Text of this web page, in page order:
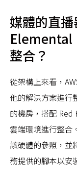
媒體的直
Elemental
整合？
從架構上來看，
他的解決方案進行
的機房，搭配 Red
雲端環境進行整合
該硬體的參照，並
務提供的腳本以安